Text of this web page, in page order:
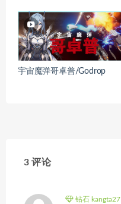
宇宙魔弹哥卓普/Godrop
3 评论
钻石 kangta27